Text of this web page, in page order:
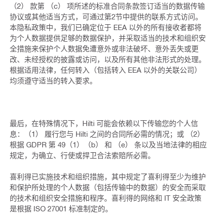
（2） 款第 （c） 项所述的标准合同条款签订适当的数据传输
协议或其他适当方式，可通过第2节中提供的联系方式访问。
本隐私政策中，我们已确定位于 EEA 以外的所有接收者都将
为个人数据提供足够的数据保护，并采取适当的技术和组织安
全措施来保护个人数据免遭意外或非法破坏、意外丢失或更
改、未经授权的披露或访问，以及所有其他非法形式的处理。
根据适用法律，任何转入（包括转入 EEA 以外的关联公司）
均须遵守适当的转入要求。
最后，在特殊情况下，Hilti 可能会依赖以下传输您的个人信
息：（1） 履行您与 Hilti 之间的合同所必需的情况；或 （2）
根据 GDPR 第 49（1）（b） 和 （e） 条以及当地法律的相应
规定，为确立、行使或捍卫合法索赔所必需。
喜利得已实施技术和组织措施，其中规定了喜利得至少为维护
和保护所处理的个人数据（包括传输中的数据）的安全而采取
的技术和组织安全措施和程序。喜利得的网络和 IT 安全政策
是根据 ISO 27001 标准制定的。